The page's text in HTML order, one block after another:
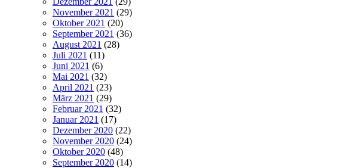
November 2021 (29)
Oktober 2021 (20)
September 2021 (36)
August 2021 (28)
Juli 2021 (11)
Juni 2021 (6)
Mai 2021 (32)
April 2021 (23)
März 2021 (29)
Februar 2021 (32)
Januar 2021 (17)
Dezember 2020 (22)
November 2020 (24)
Oktober 2020 (48)
September 2020 (14)